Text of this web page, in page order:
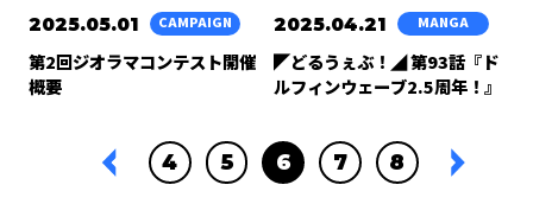
2025.05.01 CAMPAIGN
第2回ジオラマコンテスト開催
概要
2025.04.21 MANGA
◤どるうぇぶ！◢ 第93話『ド
ルフィンウェーブ2.5周年！』
4 5 6 7 8